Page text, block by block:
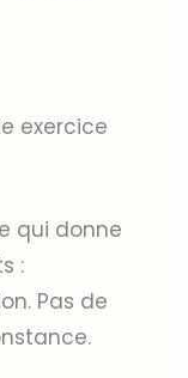
exercice
qui donne
:
Pas de